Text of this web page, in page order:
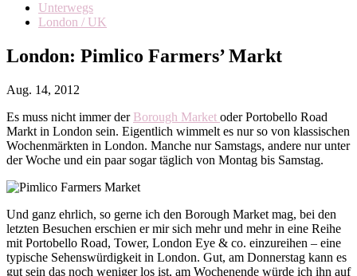
Unterwegs
London / UK
London: Pimlico Farmers’ Markt
Aug. 14, 2012
Es muss nicht immer der Borough Market oder Portobello Road
Markt in London sein. Eigentlich wimmelt es nur so von klassischen
Wochenmärkten in London. Manche nur Samstags, andere nur unter
der Woche und ein paar sogar täglich von Montag bis Samstag.
Und ganz ehrlich, so gerne ich den Borough Market mag, bei den
letzten Besuchen erschien er mir sich mehr und mehr in eine Reihe
mit Portobello Road, Tower, London Eye & co. einzureihen – eine
typische Sehenswürdigkeit in London. Gut, am Donnerstag kann es
gut sein das noch weniger los ist, am Wochenende würde ich ihn auf